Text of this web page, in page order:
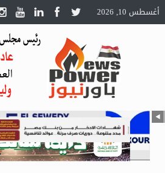
أغسطس 10, 2026